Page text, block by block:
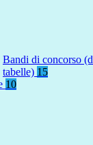
Bandi di concorso
tabelle) 15
10